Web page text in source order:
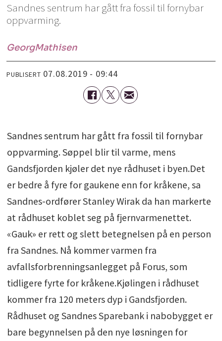
Sandnes sentrum har gått fra fossil til fornybar
oppvarming.
GeorgMathisen
PUBLISERT 07.08.2019 - 09:44
Sandnes sentrum har gått fra fossil til fornybar
oppvarming. Søppel blir til varme, mens
Gandsfjorden kjøler det nye rådhuset i byen.Det
er bedre å fyre for gaukene enn for kråkene, sa
Sandnes-ordfører Stanley Wirak da han markerte
at rådhuset koblet seg på fjernvarmenettet.
«Gauk» er rett og slett betegnelsen på en person
fra Sandnes. Nå kommer varmen fra
avfallsforbrenningsanlegget på Forus, som
tidligere fyrte for kråkene.Kjølingen i rådhuset
kommer fra 120 meters dyp i Gandsfjorden.
Rådhuset og Sandnes Sparebank i nabobygget er
bare begynnelsen på den nye løsningen for